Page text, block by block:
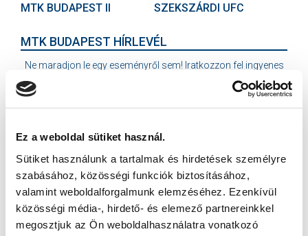
Ez a weboldal sütiket használ.
Sütiket használunk a tartalmak és hirdetések személyre
szabásához, közösségi funkciók biztosításához,
valamint weboldalforgalmunk elemzéséhez. Ezenkívül
közösségi média-, hirdető- és elemező partnereinkkel
megosztjuk az Ön weboldalhasználatra vonatkozó
MTK BUDAPEST II SZEKSZÁRDI UFC
MTK BUDAPEST HÍRLEVÉL
Ne maradjon le egy eseményről sem! Iratkozzon fel ingyenes
Elfogadom azAdatvédelmi tájékoztatót!
FELIRATKOZOM